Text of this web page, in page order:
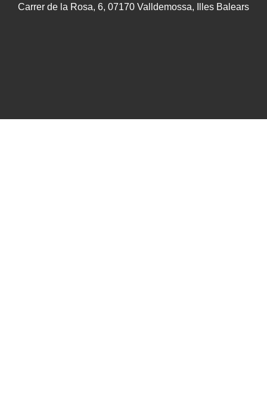
Carrer de la Rosa, 6, 07170 Valldemossa, Illes Balears